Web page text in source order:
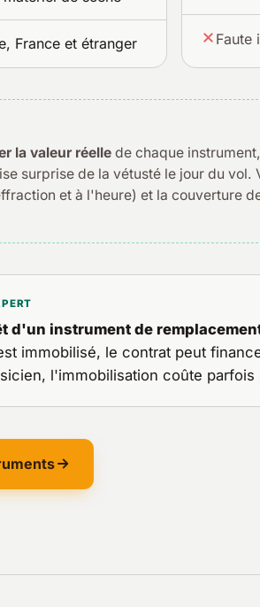
France et étranger Faute
la valeur réelle de chaque
surprise de la vétusté le jour du vol.
et à l'heure) et la couverture
d'un instrument de
immobilisé, le contrat peut
l'immobilisation coûte